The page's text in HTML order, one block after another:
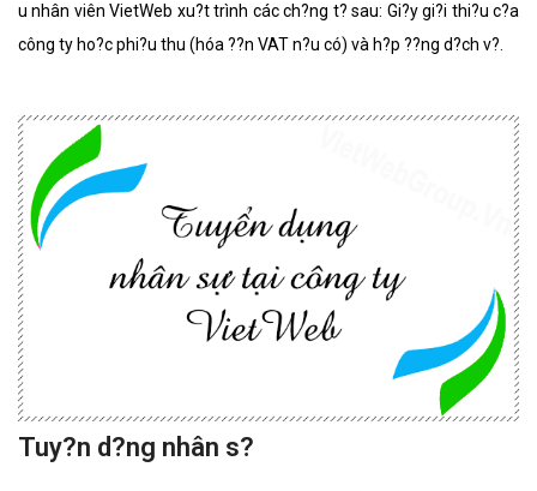
u nhân viên VietWeb xu?t trình các ch?ng t? sau: Gi?y gi?i thi?u c?a
công ty ho?c phi?u thu (hóa ??n VAT n?u có) và h?p ??ng d?ch v?.
Tuy?n d?ng nhân s?